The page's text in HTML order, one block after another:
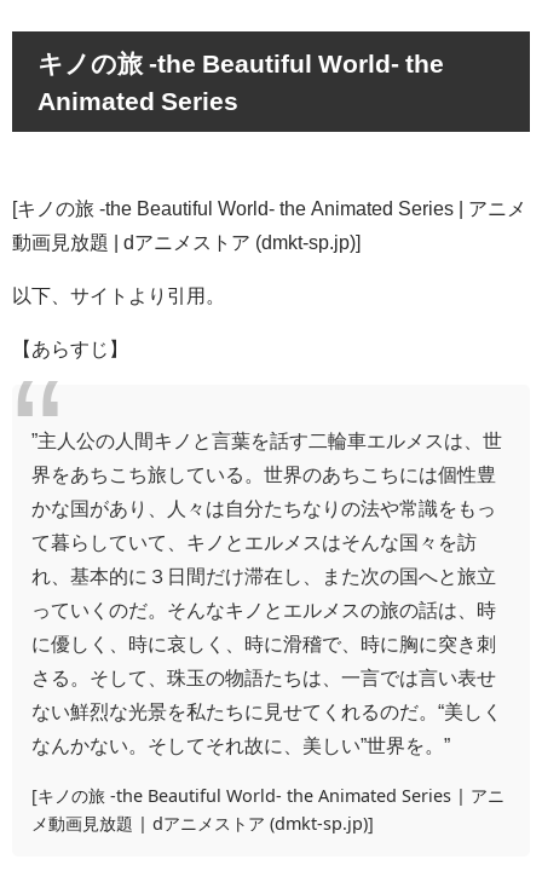
キノの旅 -the Beautiful World- the
Animated Series
[キノの旅 -the Beautiful World- the Animated Series | アニメ
動画見放題 | dアニメストア (dmkt-sp.jp)]
以下、サイトより引用。
【あらすじ】
”主人公の人間キノと言葉を話す二輪車エルメスは、世
界をあちこち旅している。世界のあちこちには個性豊
かな国があり、人々は自分たちなりの法や常識をもっ
て暮らしていて、キノとエルメスはそんな国々を訪
れ、基本的に３日間だけ滞在し、また次の国へと旅立
っていくのだ。そんなキノとエルメスの旅の話は、時
に優しく、時に哀しく、時に滑稽で、時に胸に突き刺
さる。そして、珠玉の物語たちは、一言では言い表せ
ない鮮烈な光景を私たちに見せてくれるのだ。“美しく
なんかない。そしてそれ故に、美しい”世界を。”
[キノの旅 -the Beautiful World- the Animated Series | アニ
メ動画見放題 | dアニメストア (dmkt-sp.jp)]